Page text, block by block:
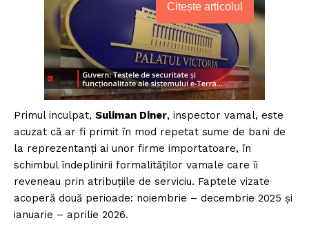
Citește articolul
Primul inculpat, Suliman Diner, inspector vamal, este
acuzat că ar fi primit în mod repetat sume de bani de
la reprezentanți ai unor firme importatoare, în
schimbul îndeplinirii formalităților vamale care îi
reveneau prin atribuțiile de serviciu. Faptele vizate
acoperă două perioade: noiembrie – decembrie 2025 și
ianuarie – aprilie 2026.